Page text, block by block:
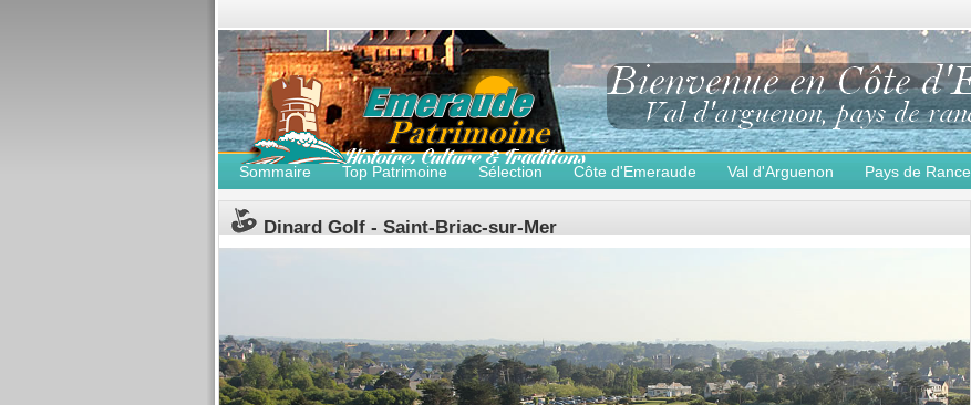
Sommaire Top Patrimoine Sélection Côte d'Emeraude Val d'Arguenon Pays de Rance
Dinard Golf - Saint-Briac-sur-Mer